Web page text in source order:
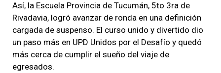
Así, la Escuela Provincia de Tucumán, 5to 3ra de
Rivadavia, logró avanzar de ronda en una definición
cargada de suspenso. El curso unido y divertido dio
un paso más en UPD Unidos por el Desafío y quedó
más cerca de cumplir el sueño del viaje de
egresados.